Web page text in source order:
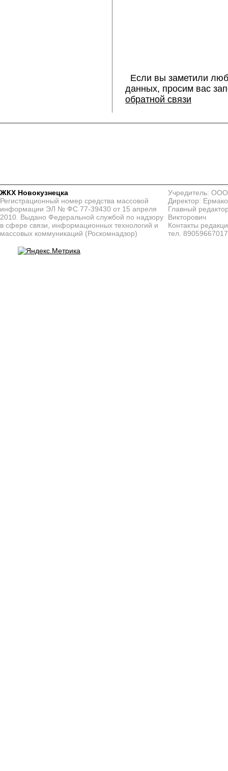
Если вы заметили
данных, просим вас
обратной связи
ЖКХ Новокузнецка
Регистрационный номер средства массовой
информации ЭЛ № ФС 77-39430 от 15 апреля
2010. Выдано Федеральной службой по надзору
в сфере связи, информационных технологий и
массовых коммуникаций (Роскомнадзор)
Учредитель:
Директор:
Главный
Викторович
Контакты
тел. 89059667017